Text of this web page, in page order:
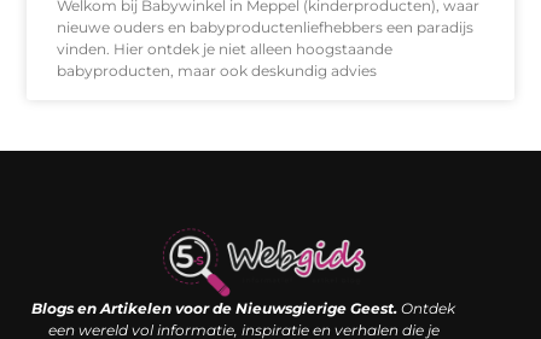
Welkom bij Babywinkel in Meppel (kinderproducten), waar
nieuwe ouders en babyproductenliefhebbers een paradijs
vinden. Hier ontdek je niet alleen hoogstaande
babyproducten, maar ook deskundig advies
Blogs en Artikelen voor de Nieuwsgierige Geest. Ontdek
een wereld vol informatie, inspiratie en verhalen die je